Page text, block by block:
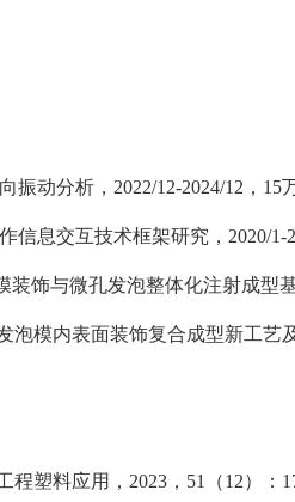
振动分析， 2022/12-2024/12 ， 15
信息交互技术框架研究， 2020/1-
装饰与微孔发泡整体化注射成型
泡模内表面装饰复合成型新工艺
程塑料应用， 2023 ， 51 （12）：